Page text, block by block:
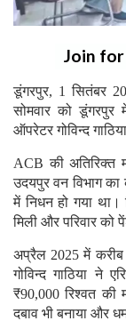
Join
डूंगरपुर, 1 सितंबर
सोमवार को डूंगरपुर
ऑपरेटर गोविन्द
ACB की अतिरिक्त
उदयपुर वन विभाग
में निधन हो गया था।
मिली और परिवार को
अप्रैल 2025 में
गोविन्द गाठिया
₹90,000 रिश्वत की
दबाव भी बनाया और